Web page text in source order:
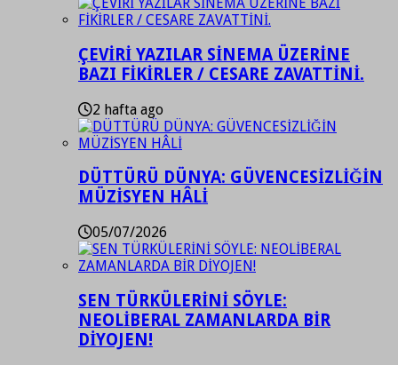
ÇEVİRİ YAZILAR SİNEMA ÜZERİNE
BAZI FİKİRLER / CESARE ZAVATTİNİ.
2 hafta ago
DÜTTÜRÜ DÜNYA: GÜVENCESİZLİĞİN
MÜZİSYEN HÂLİ
05/07/2026
SEN TÜRKÜLERİNİ SÖYLE:
NEOLİBERAL ZAMANLARDA BİR
DİYOJEN!